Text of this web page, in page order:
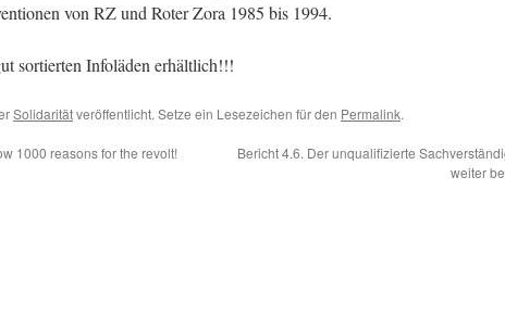
von RZ und Roter Zora 1985 bis 1994.
sortierten Infoläden erhältlich!!!
Solidaritätveröffentlicht. Setze ein Lesezeichen für den Permalink.
1000 reasons for the revolt!
Bericht 4.6. Der unqualifizierte
weiter